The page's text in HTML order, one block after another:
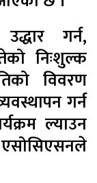
गर्न,
निःशुल्क
विवरण
गर्न
ल्याउन